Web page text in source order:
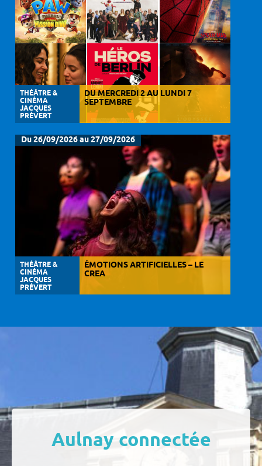
THÉÂTRE &
CINÉMA
JACQUES
PRÉVERT
DU MERCREDI 2 AU LUNDI 7
SEPTEMBRE
Du 26/09/2026 au 27/09/2026
THÉÂTRE &
CINÉMA
JACQUES
PRÉVERT
ÉMOTIONS ARTIFICIELLES – LE
CREA
Aulnay connectée